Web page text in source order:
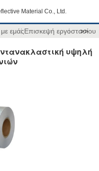
Material Co., Ltd.
με εμάςΕπισκεψή εργοστασίου
>>
υψηλή